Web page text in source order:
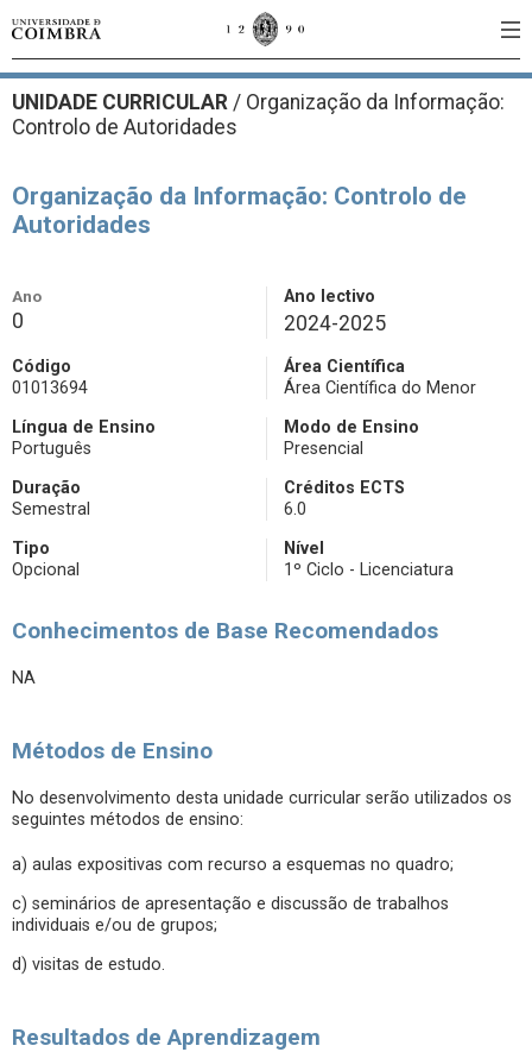
UNIDADE CURRICULAR / Organização da Informação:
Controlo de Autoridades
Organização da Informação: Controlo de
Autoridades
Ano
0
Ano lectivo
2024-2025
Código
01013694
Área Científica
Área Científica do Menor
Língua de Ensino
Português
Modo de Ensino
Presencial
Duração
Semestral
Créditos ECTS
6.0
Tipo
Opcional
Nível
1º Ciclo - Licenciatura
Conhecimentos de Base Recomendados
NA
Métodos de Ensino
No desenvolvimento desta unidade curricular serão utilizados os
seguintes métodos de ensino:
a) aulas expositivas com recurso a esquemas no quadro;
c) seminários de apresentação e discussão de trabalhos
individuais e/ou de grupos;
d) visitas de estudo.
Resultados de Aprendizagem